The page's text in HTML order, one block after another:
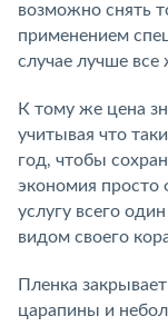
возможно снять
применением
случае лучше все
К тому же цена
учитывая что
год, чтобы
экономия просто
услугу всего
видом своего
Пленка
царапины и